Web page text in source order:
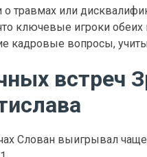
травмах или
ключевые игроки обеих
кадровые вопросы,
встреч
Слован выигрывал